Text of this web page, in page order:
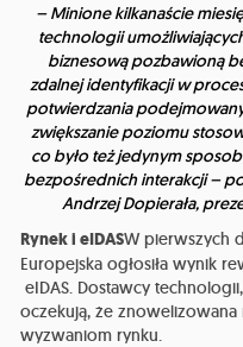
– Minione kilkanaście
technologii
biznesową pozbawioną
zdalnej identyfikacji w
potwierdzania
zwiększanie poziomu
co było też jedynym
bezpośrednich interakcji –
Andrzej Dopierała,
Rynek i eIDASW pierwszych
Europejska ogłosiła wynik
eIDAS. Dostawcy
oczekują, że
wyzwaniom rynku.